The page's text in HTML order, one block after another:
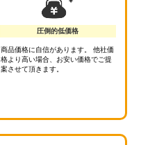
圧倒的低価格
商品価格に自信があります。 他社価
格より高い場合、お安い価格でご提
案させて頂きます。